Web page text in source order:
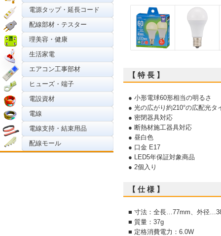
電源タップ・延長コード
配線部材・テスター
理美容・健康
生活家電
エアコン工事部材
ヒューズ・端子
電設資材
電線
電線支持・結束用品
配線モール
【 特 長 】
● 小形電球60形相当の明るさ
● 光の広がり約210°の広配光タ
● 密閉器具対応
● 断熱材施工器具対応
● 昼白色
● 口金 E17
● LED5年保証対象商品
● 2個入り
【 仕 様 】
■ 寸法：全長…77mm、外径
■ 質量：37g
■ 定格消費電力：6.0W